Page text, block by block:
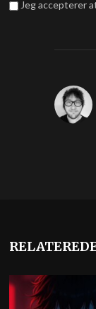
Jeg accepterer